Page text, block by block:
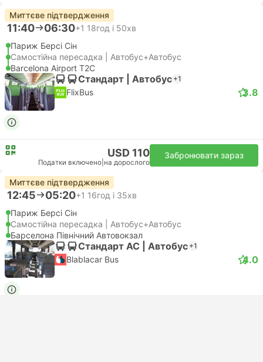
Миттєве підтвердження
11:40 06:30+1 18год і 50хв
Париж Берсі Сін
Самостійна пересадка | Автобус+Автобус
Barcelona Airport T2C
Стандарт | Автобус +1
FlixBus 3.8
USD 110
Податки включено на дорослого
Забронювати зараз
Миттєве підтвердження
12:45 05:20+1 16год і 35хв
Париж Берсі Сін
Самостійна пересадка | Автобус+Автобус
Барселона Північний Автовокзал
Стандарт АС | Автобус +1
Blablacar Bus 4.0